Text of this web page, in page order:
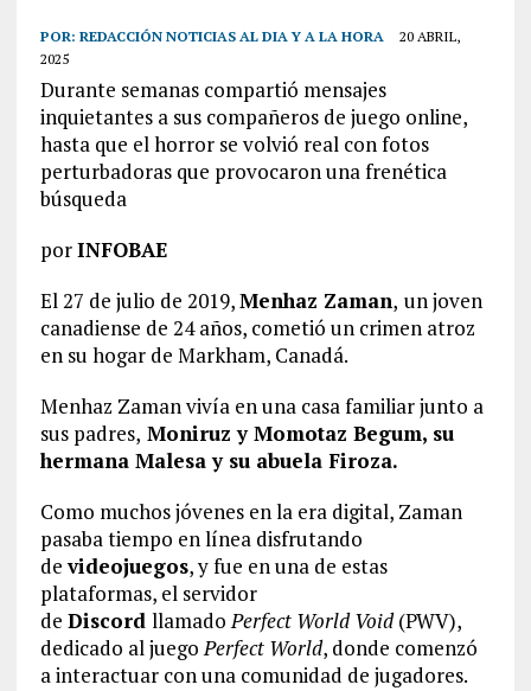
POR: REDACCIÓN NOTICIAS AL DIA Y A LA HORA
20 ABRIL,
2025
Durante semanas compartió mensajes
inquietantes a sus compañeros de juego online,
hasta que el horror se volvió real con fotos
perturbadoras que provocaron una frenética
búsqueda
porINFOBAE
El 27 de julio de 2019,Menhaz Zaman, un joven
canadiense de 24 años, cometió un crimen atroz
en su hogar de Markham, Canadá.
Menhaz Zaman vivía en una casa familiar junto a
sus padres, Moniruz y Momotaz Begum, su
hermana Malesa y su abuela Firoza.
Como muchos jóvenes en la era digital, Zaman
pasaba tiempo en línea disfrutando
devideojuegos, y fue en una de estas
plataformas, el servidor
de Discord llamadoPerfect World Void(PWV),
dedicado al juegoPerfect World, donde comenzó
a interactuar con una comunidad de jugadores.